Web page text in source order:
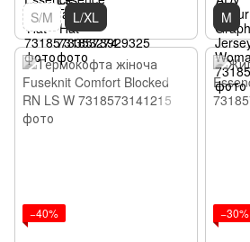
S/M L/XL M
−40% −30%